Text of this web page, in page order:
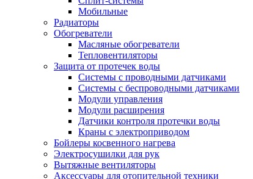
Мобильные
Радиаторы
Обогреватели
Масляные обогреватели
Тепловентиляторы
Защита от протечек воды
Системы с проводными датчиками
Системы с беспроводными датчиками
Модули управления
Модули расширения
Датчики контроля протечки воды
Краны с электроприводом
Бойлеры косвенного нагрева
Электросушилки для рук
Вытяжные вентиляторы
Аксессуары для отопительной техники